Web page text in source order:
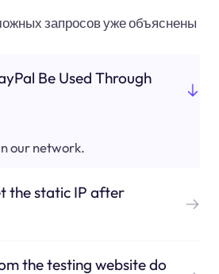
запросов уже объяснены
Be Used Through
our network.
the static IP after
the testing website do